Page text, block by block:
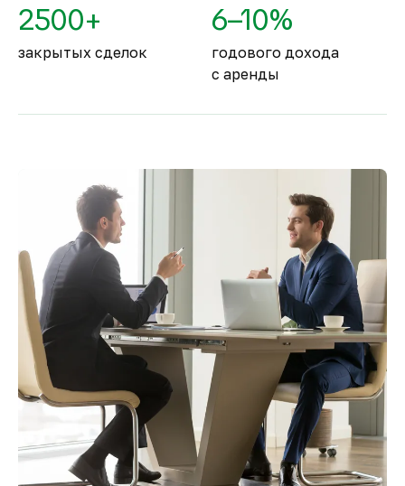
2500+
закрытых сделок
6–10%
годового дохода
с аренды